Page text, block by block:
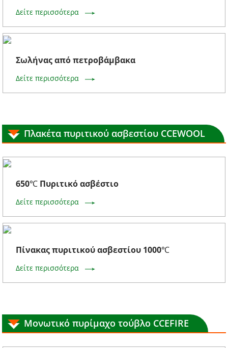
Δείτε περισσότερα
Σωλήνας από πετροβάμβακα
Δείτε περισσότερα
Πλακέτα πυριτικού ασβεστίου CCEWOOL
650℃ Πυριτικό ασβέστιο
Δείτε περισσότερα
Πίνακας πυριτικού ασβεστίου 1000℃
Δείτε περισσότερα
Μονωτικό πυρίμαχο τούβλο CCEFIRE